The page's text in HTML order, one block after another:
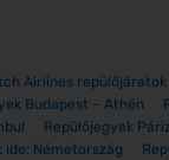
Airlines repülőjáratok
Budapest – Athén
Repülőjegyek
ide: Németország